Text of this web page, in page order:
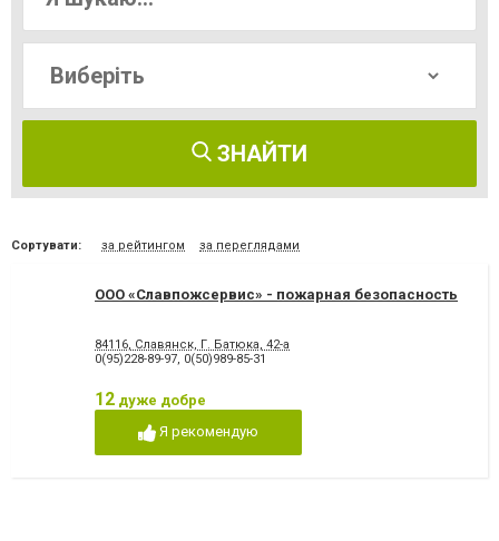
ЗНАЙТИ
Сортувати: за рейтингом за переглядами
ООО «Славпожсервис» - пожарная безопасность
84116, Славянск, Г. Батюка, 42-а
0(95)228-89-97, 0(50)989-85-31
12 дуже добре
Я рекомендую